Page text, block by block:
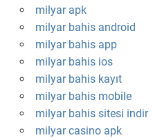
milyar apk
milyar bahis android
milyar bahis app
milyar bahis ios
milyar bahis kayıt
milyar bahis mobile
milyar bahis sitesi indir
milyar casino apk